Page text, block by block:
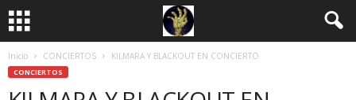
Inicio CONCIERTOS KILMARA Y BLACKOUT EN CONCIERTO
CONCIERTOS